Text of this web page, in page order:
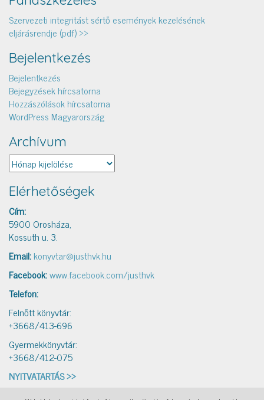
Szervezeti integritást sértő események kezelésének
eljárásrendje (pdf) >>
Bejelentkezés
Bejelentkezés
Bejegyzések hírcsatorna
Hozzászólások hírcsatorna
WordPress Magyarország
Archívum
Archívum
Elérhetőségek
Cím:
5900 Orosháza,
Kossuth u. 3.
Email:konyvtar@justhvk.hu
Facebook:www.facebook.com/justhvk
Telefon:
Felnőtt könyvtár:
+3668/413-696
Gyermekkönyvtár:
+3668/412-075
NYITVATARTÁS >>